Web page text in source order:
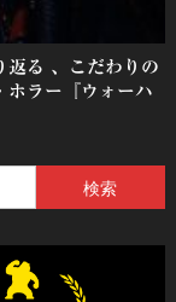
返る 、こだわりの
ホラー『ウォーハ
索: